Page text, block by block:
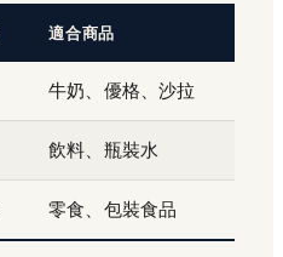
適合商品
牛奶、優格、沙拉
飲料、瓶裝水
零食、包裝食品